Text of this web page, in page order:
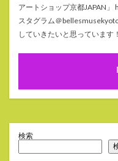
アートショップ京都JAPAN
スタグラム＠
していきたいと思っています！
検索